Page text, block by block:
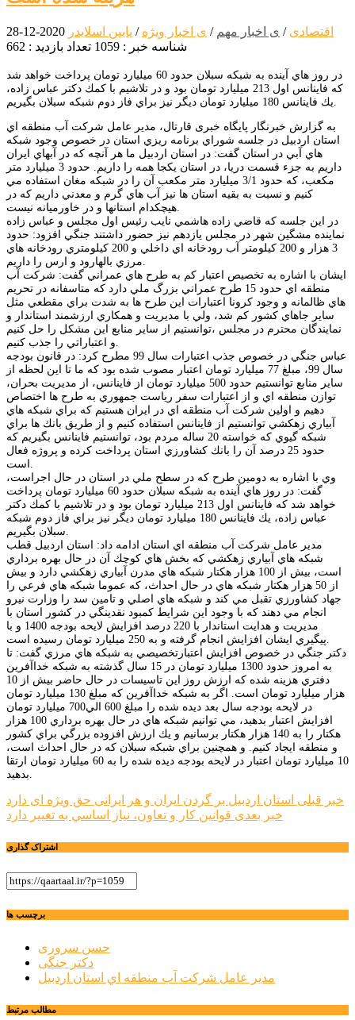
اقتصادی / ی اخبار مهم / ی اخبار ویژه / یایین اسلایدر 2020-12-28
شناسه خبر : 1059
تعداد بازدید : 662
در روز هاي آينده به شبكه سبلان حدود 60 ميليارد تومان پرداخت خواهد شد
كه فاينانس اول 213 ميليارد تومان بود و در تلاشيم با كمك دكتر عباس زاده،
به گزارش خبرنگار پایگاه خبری قارتال، مدير عامل شركت آب منطقه اي
استان اردبيل در جلسه شوراي برنامه ريزي استان در خصوص وجود شبكه
هاي آبي در استان گفت: در استان اردبيل ما هر آنچه كه در آبهاي ايران
داريم به جزء قسمت دريا، در استان يكجا همه را داريم. حدود 3 ميليارد متر
مكعب، كه حدود 3/1 ميليارد متر مكعب آن را در شبكه مغان استفاده مي
كنيم و نسبت به بقيه استان ها نيز آب هاي گرم و معدني داريم كه در
در اين جلسه كه قاضي زاده هاشمي نايب رئيس اول مجلس و عباس زاده
نماينده مشگين شهر در مجلس يازدهم نيز حضور داشتند جنگي افزود: حدود
3 هزار و 200 كيلومتر آب رودخانه اي داخلي و 200 كيلومتري رودخانه هاي
ايشان با اشاره به تخصيص اعتبار كم به طرح هاي عمراني گفت: شركت آب
منطقه اي حدود 15 طرح عمراني بزرگ ملي دارد كه متاسفانه در تحريم
هاي ظالمانه و وجود كرونا اعتبارات اين طرح ها به شدت براي مقطعي مثل
ساير جاهاي كشور كم شد، ولي با مديريت و همكاري ارزشمند استاندار و
نمايندگان محترم در مجلس ،توانستيم از ساير منابع اين مشكل را حل كنيم
عباس جنگي در خصوص جذب اعتبارات سال 99 مطرح كرد: در قانون بودجه
سال 99، مبلغ 77 ميليارد تومان اعتبار مصوب شده بود كه ما تا اين لحظه از
ساير منابع توانستيم حدود 500 ميليارد تومان از فاينانس، از مديريت بحران،
توازن منطقه اي و از اعتبارات سفر رياست جمهوري به طرح ها اختصاص
دهيم و اولين شركت آب منطقه اي در ايران هستيم كه براي شبكه هاي
آبياري زهكشي توانستيم از فاينانس استفاده كنيم و از طريق بانك ها براي
شبكه گيوي كه خواسته 20 ساله مردم بود، توانستيم فاينانس بگيريم كه
حدود 25 درصد آن را بانك كشاورزي استان پرداخت كرده و پروژه فعال
وي با اشاره به دومين طرح كه در سطح ملي در استان در حال اجراست،
گفت: در روز هاي آينده به شبكه سبلان حدود 60 ميليارد تومان پرداخت
خواهد شد كه فاينانس اول 213 ميليارد تومان بود و در تلاشيم با كمك دكتر
عباس زاده، يك فاينانس 180 ميليارد تومان ديگر نيز براي فاز دوم شبكه
مدير عامل شركت آب منطقه اي استان ادامه داد: استان اردبيل قطب
شبكه هاي آبياري زهكشي كه بخش هاي كوچك آن در حال بهره برداري
است، بيش از 100 هزار هكتار شبكه هاي مدرن آبياري زهكشي دارد و بيش
از 50 هزار هكتار شبكه هاي در حال احداث، كه عموما شبكه هاي فرعي را
جهاد كشاورزي تقبل مي كند و شبكه هاي اصلي و تامين سد را وزارت نيرو
انجام مي دهند كه با وجود اين شرايط كمبود نقدينگي در كشور استان با
مديريت و هدايت استاندار با 220 درصد افزايش لايحه بودجه 1400 و با
دكتر جنگي در خصوص افزايش اعتبارتخصيصي به شبكه هاي مرزي گفت: تا
به امروز حدود 1300 ميليارد تومان در 15 سال گذشته به شبكه خداآفرين
دفتري هزينه شده كه ارزش روز اين تاسيسات در حال حاضر بيش از 10
هزار ميليارد تومان است. اگر به شبكه خداآفرين كه مبلغ 130 ميليارد تومان
در لايحه بودجه سال بعد ديده شده را مبلغ 600 الي700 ميليارد تومان
افزايش اعتبار بدهيد، مي توانيم شبكه هاي در حال بهره برداري 100 هزار
هكتار را به 140 هزار هكتار برسانيم و يك ارزش افزوده بزرگي براي كشور
و منطقه ايجاد كنيم. و همچنين براي شبكه سبلان كه در حال احداث است،
10 ميليارد تومان اعتبار در لايحه بودجه ديده شده را به 60 ميليارد تومان ارتقا
راهبری
نوشته
خبر قبلی استان اردبیل بر گردن ایران و هر ایرانی حق ویژه ای دارد
خبر بعدی قوانين كار و تعاون، نياز اساسي به تغيير دارد
اشتراک گذاری
برچسب ها
حسن سروری
دکتر جنگی
مدير عامل شركت آب منطقه اي استان اردبيل
مطالب مرتبط